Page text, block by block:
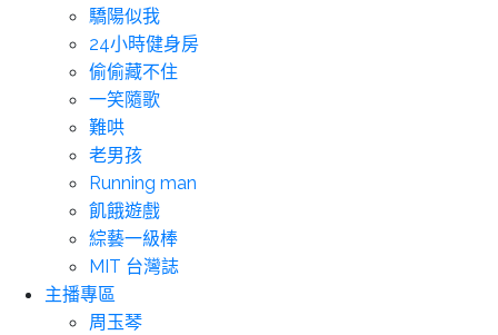
驕陽似我
24小時健身房
偷偷藏不住
一笑隨歌
難哄
老男孩
Running man
飢餓遊戲
綜藝一級棒
MIT 台灣誌
主播專區
周玉琴